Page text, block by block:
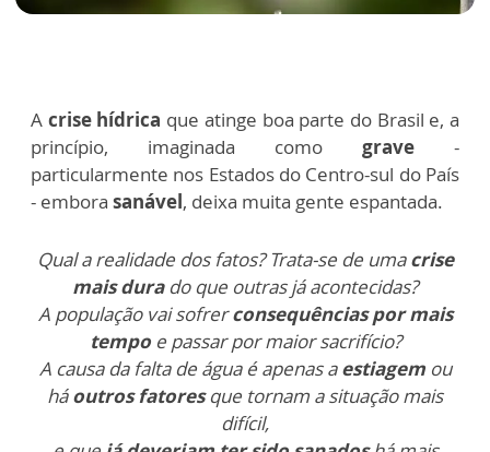
A crise hídrica que atinge boa parte do Brasil e, a
princípio, imaginada como grave -
particularmente nos Estados do Centro-sul do País
- embora sanável, deixa muita gente espantada.
Qual a realidade dos fatos? Trata-se de umacrise
mais durado que outras já acontecidas?
A população vai sofrerconsequências por mais
tempoe passar por maior sacrifício?
A causa da falta de água é apenas aestiagemou
háoutros fatoresque tornam a situação mais
difícil,